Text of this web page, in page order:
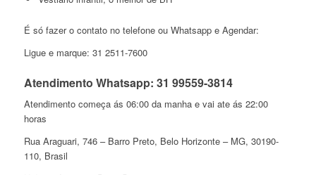
É só fazer o contato no telefone ou Whatsapp e Agendar:
Ligue e marque: 31 2511-7600
Atendimento Whatsapp: 31 99559-3814
Atendimento começa ás 06:00 da manha e vai ate ás 22:00
horas
Rua Araguari, 746 – Barro Preto, Belo Horizonte – MG, 30190-
110, Brasil